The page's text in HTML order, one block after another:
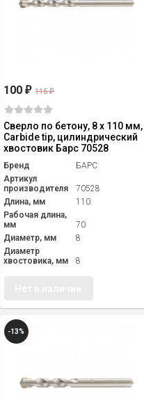
100₽ 115₽
Сверло по бетону, 8 х 110 мм,
Carbide tip, цилиндрический
хвостовик Барс 70528
Бренд
БАРС
Артикул
производителя
70528
Длина, мм
110
Рабочая длина,
мм
70
Диаметр, мм
8
Диаметр
хвостовика, мм
8
-13%